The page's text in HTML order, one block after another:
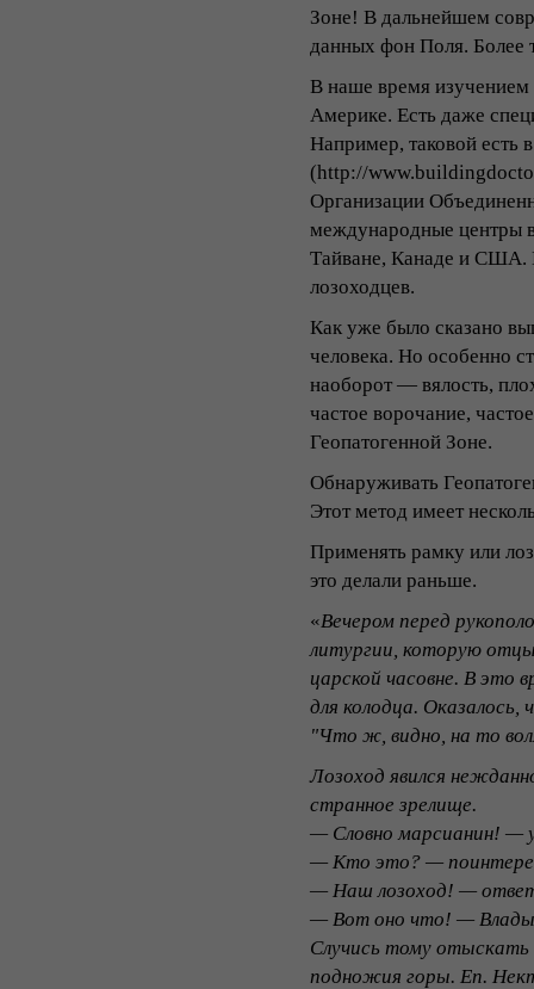
Зоне! В дальнейшем
данных фон Поля. Более
В наше время изучением
Америке. Есть даже
Например, таковой есть
(http://
Организации
международные центры
Тайване, Канаде и США.
лозоходцев.
Как уже было сказано
человека. Но особенно
наоборот ― вялость,
частое ворочание,
Геопатогенной Зоне.
Обнаруживать
Этот метод имеет
Применять рамку или
это делали раньше.
«Вечером перед
литургии, которую
царской часовне. В это
для колодца.
"Что ж, видно, на то
Лозоход явился
странное зрелище.
— Словно марсианин! —
— Кто это? —
— Наш лозоход! —
— Вот оно что! —
Случись тому отыскать
подножия горы. Еп.